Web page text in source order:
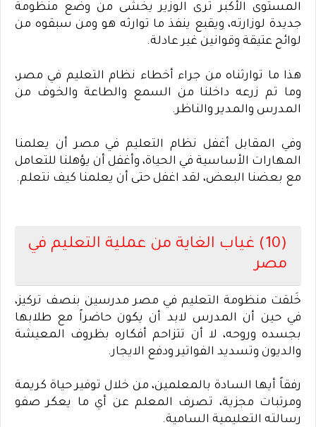
المستوى الأكبر ترى الوزير يخشى من وضع منظومة
جديدة لوزارته، ويقبع ينفذ ما توارثه هو ومن سبقوه من
لوائح عتيقة وقوانين غير عادلة.
هذا ما توارثناه من جراء أخطاء نظام التعليم في مصر،
وما تم زرعه داخلنا من السمع والطاعة والخوف من
المدرس والمدير والناظر.
وفي المقابل أغفل نظام التعليم في مصر أن يعلمنا
المهارات الأساسية في الحياة، وأغفل أن يؤهلنا للتعامل
مع بعضنا البعض، لقد اغفل حتى أن يعلمنا كيف نتعلم.
(10) غياب الغاية من عملية التعليم في
مصر
خَلقت منظومة التعليم في مصر مدرسين بنصف تركيز،
في حين أن المدرس لابد أن يكون حاضراً مع طلابها
بجسده وروحه، لا أن تتزاحم أفكاره بظروف المعيشة
والديون وتسديد الفواتير ودفع الايجار.
رفقاً أيها السادة بالمعلمين، من خلال توفير حياة كريمة
ومرتبات مجزية، تصرف المعلم عن أي ما يعكر صفو
رسالته التعليمية السامية.